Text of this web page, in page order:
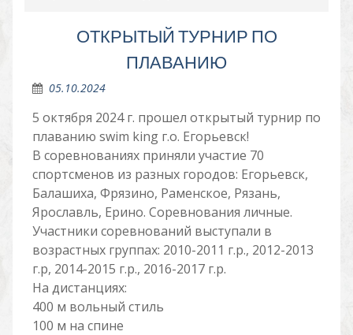
ОТКРЫТЫЙ ТУРНИР ПО
ПЛАВАНИЮ
05.10.2024
5 октября 2024 г. прошел открытый турнир по
плаванию swim king г.о. Егорьевск!
В соревнованиях приняли участие 70
спортсменов из разных городов: Егорьевск,
Балашиха, Фрязино, Раменское, Рязань,
Ярославль, Ерино. Соревнования личные.
Участники соревнований выступали в
возрастных группах: 2010-2011 г.р., 2012-2013
г.р, 2014-2015 г.р., 2016-2017 г.р.
На дистанциях:
400 м вольный стиль
100 м на спине